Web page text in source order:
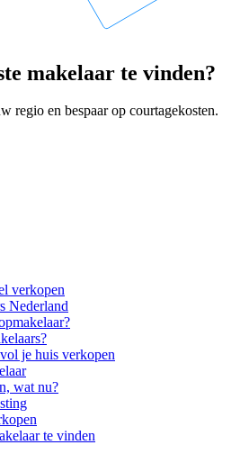
makelaar te vinden?
regio en bespaar op courtagekosten.
verkopen
Nederland
je huis verkopen
wat nu?
te vinden